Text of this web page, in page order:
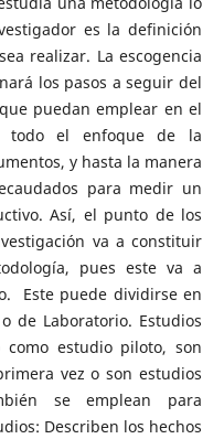
es la definición
realizar. La escogencia
los pasos a seguir del
puedan emplear en el
todo el enfoque de la
y hasta la manera
para medir un
Así, el punto de los
va a constituir
pues este va a
Este puede dividirse en
de Laboratorio. Estudios
como estudio piloto, son
vez o son estudios
se emplean para
Describen los hechos